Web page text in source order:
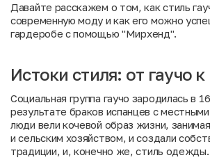
Давайте расскажем о том, как стиль
современную моду и как его можно
гардеробе с помощью "Мирхенд".
Истоки стиля: от гаучо
Социальная группа гаучо зародилась в
результате браков испанцев с
люди вели кочевой образ жизни,
и сельским хозяйством, и создали
традиции, и, конечно же, стиль одежды.